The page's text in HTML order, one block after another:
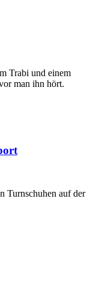
Trabi und einem
man ihn hört.
Turnschuhen auf der